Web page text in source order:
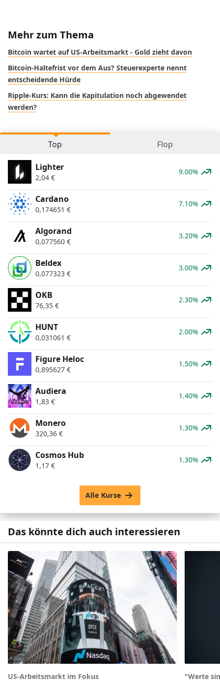
Mehr zum Thema
Bitcoin wartet auf US-Arbeitsmarkt - Gold zieht davon
Bitcoin-Haltefrist vor dem Aus? Steuerexperte nennt
entscheidende Hürde
Ripple-Kurs: Kann die Kapitulation noch abgewendet
werden?
Top Flop
Lighter
2,04 €
9.00%
Cardano
0,174651 €
7.10%
Algorand
0,077560 €
3.20%
Beldex
0,077323 €
3.00%
OKB
76,35 €
2.30%
HUNT
0,031061 €
2.00%
Figure Heloc
0,895627 €
1.50%
Audiera
1,83 €
1.40%
Monero
320,36 €
1.30%
Cosmos Hub
1,17 €
1.30%
Alle Kurse
Das könnte dich auch interessieren
US-Arbeitsmarkt im Fokus "Werte